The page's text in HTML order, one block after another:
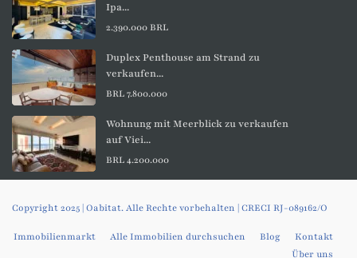
Ipa...
2.390.000 BRL
Duplex Penthouse am Strand zu
verkaufen...
BRL 7.800.000
Wohnung mit Meerblick zu verkaufen
auf Viei...
BRL 4.200.000
Copyright 2025 | Oabitat. Alle Rechte vorbehalten | CRECI RJ-089162/O
Immobilienmarkt Alle Immobilien durchsuchen Blog
Kontakt
Über uns